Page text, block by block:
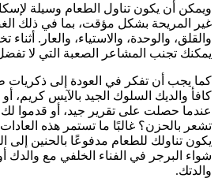
ويمكن أن يكون تناول الطعام وسيلة
غير المريحة بشكل مؤقت، بما في ذلك
والقلق، والوحدة، والاستياء، والعار.
يمكنك تجنب المشاعر الصعبة التي لا
كما يجب أن تفكر في العودة إلى
كافأ والديك السلوك الجيد بالآيس كريم، أو
عندما حصلت على تقرير جيد، أو قدموا
تشعر بالحزن؟ غالبًا ما تستمر هذه
يكون تناولك للطعام مدفوعًا بالحنين إلى
شواء البرجر في الفناء الخلفي مع والدك
والدتك.